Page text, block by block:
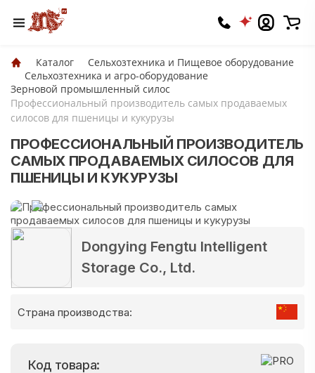
Каталог
Сельхозтехника и Пищевое оборудование
Сельхозтехника и агро-оборудование
Зерновой промышленный силос
Профессиональный производитель самых продаваемых
силосов для пшеницы и кукурузы
ПРОФЕССИОНАЛЬНЫЙ ПРОИЗВОДИТЕЛЬ
САМЫХ ПРОДАВАЕМЫХ СИЛОСОВ ДЛЯ
ПШЕНИЦЫ И КУКУРУЗЫ
Dongying Fengtu Intelligent
Storage Co., Ltd.
Страна производства:
Код товара: